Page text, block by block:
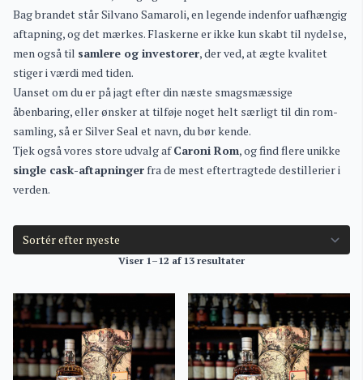
Bag brandet står Silvano Samaroli, en legende indenfor uafhængig
aftapning, og det mærkes. Flaskerne er ikke kun skabt til nydelse,
men også til samlere og investorer, der ved, at ægte kvalitet
stiger i værdi med tiden.
Uanset om du er på jagt efter din næste smagsmæssige
åbenbaring, eller ønsker at tilføje noget helt særligt til din rom-
samling, så er Silver Seal et navn, du bør kende.
Tjek også vores store udvalg afCaroni Rom, og find flere unikke
single cask-aftapningerfra de mest eftertragtede destillerier i
verden.
Viser 1–12 af 13 resultater